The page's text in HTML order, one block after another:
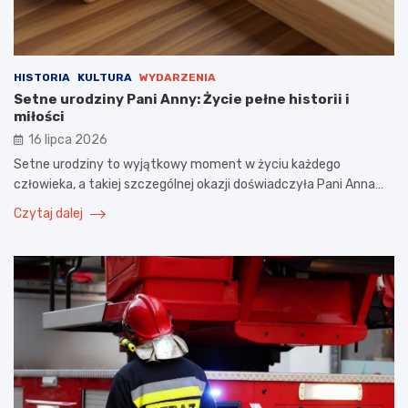
HISTORIA KULTURA WYDARZENIA
Setne urodziny Pani Anny: Życie pełne historii i
miłości
16 lipca 2026
Setne urodziny to wyjątkowy moment w życiu każdego
człowieka, a takiej szczególnej okazji doświadczyła Pani Anna…
Czytaj dalej